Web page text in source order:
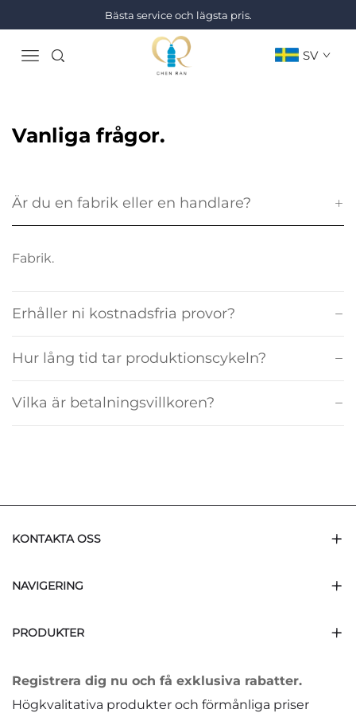
Bästa service och lägsta pris.
SV
Vanliga frågor.
Är du en fabrik eller en handlare?
Fabrik.
Erhåller ni kostnadsfria provor?
Hur lång tid tar produktionscykeln?
Vilka är betalningsvillkoren?
KONTAKTA OSS
NAVIGERING
PRODUKTER
Registrera dig nu och få exklusiva rabatter.
Högkvalitativa produkter och förmånliga priser